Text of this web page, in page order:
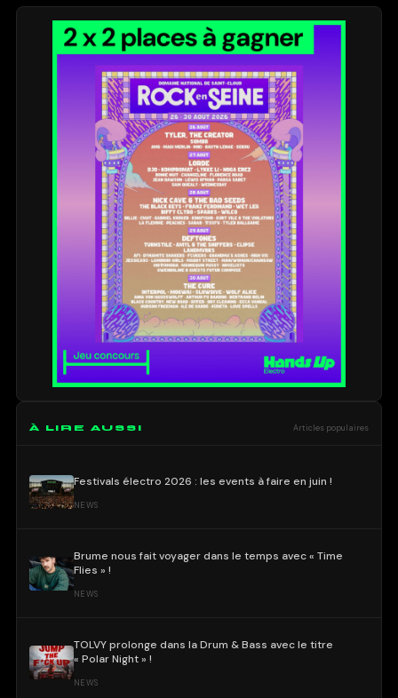
À LIRE AUSSI Articles populaires
Festivals électro 2026 : les events à faire en juin !
NEWS
Brume nous fait voyager dans le temps avec « Time
Flies » !
NEWS
TOLVY prolonge dans la Drum & Bass avec le titre
« Polar Night » !
NEWS